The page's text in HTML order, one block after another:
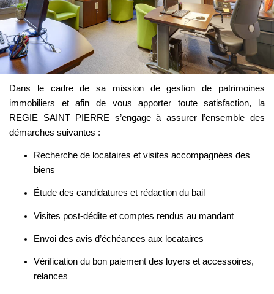
Dans le cadre de sa mission de gestion de patrimoines
immobiliers et afin de vous apporter toute satisfaction, la
REGIE SAINT PIERRE s’engage à assurer l’ensemble des
démarches suivantes :
Recherche de locataires et visites accompagnées des
biens
Étude des candidatures et rédaction du bail
Visites post-dédite et comptes rendus au mandant
Envoi des avis d’échéances aux locataires
Vérification du bon paiement des loyers et accessoires,
relances